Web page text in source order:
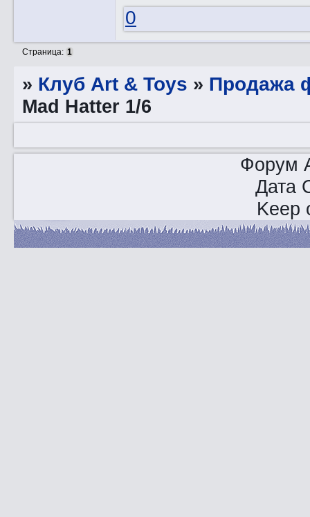
0
Страница: 1
» Клуб Art & Toys » Продажа
Mad Hatter 1/6
Форум
Дата
Keep